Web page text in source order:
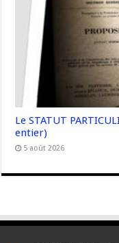
Le STATUT
entier)
5 août 2026